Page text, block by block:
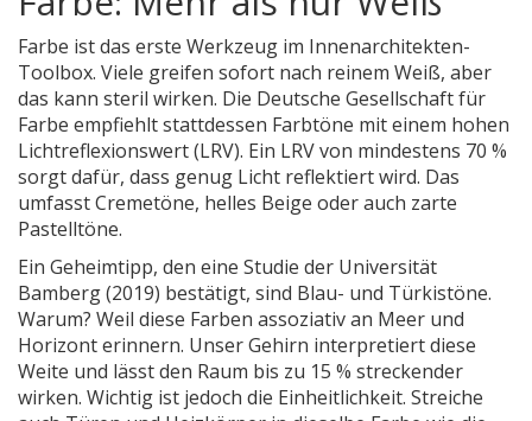
Farbe ist das erste Werkzeug im Innenarchitekten-
Toolbox. Viele greifen sofort nach reinem Weiß, aber
das kann steril wirken. Die Deutsche Gesellschaft für
Farbe empfiehlt stattdessen Farbtöne mit einem hohen
Lichtreflexionswert (LRV). Ein LRV von mindestens 70 %
sorgt dafür, dass genug Licht reflektiert wird. Das
umfasst Cremetöne, helles Beige oder auch zarte
Pastelltöne.
Ein Geheimtipp, den eine Studie der Universität
Bamberg (2019) bestätigt, sind Blau- und Türkistöne.
Warum? Weil diese Farben assoziativ an Meer und
Horizont erinnern. Unser Gehirn interpretiert diese
Weite und lässt den Raum bis zu 15 % streckender
wirken. Wichtig ist jedoch die Einheitlichkeit. Streiche